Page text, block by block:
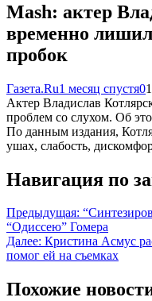
Mash: актер
временно
пробок
Газета.Ru1 месяц спустя0
Актер Владислав
проблем со слухом. Об
По данным издания,
ушах, слабость,
Навигация по
Предыдущая:
“Одиссею” Гомера
Далее: Кристина Асмус
помог ей на съемках
Похожие